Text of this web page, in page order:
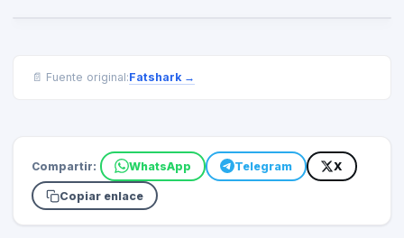
📄 Fuente original:Fatshark →
Compartir: WhatsApp Telegram X
Copiar enlace